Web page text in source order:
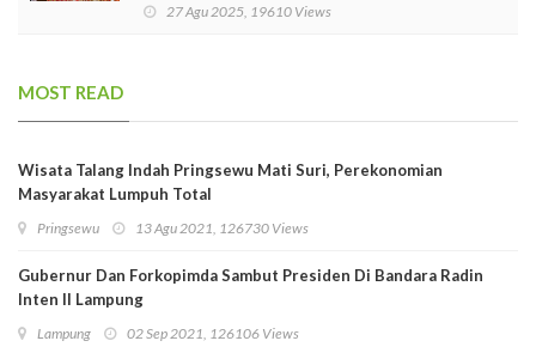
27 Agu 2025, 19610 Views
MOST READ
Wisata Talang Indah Pringsewu Mati Suri, Perekonomian
Masyarakat Lumpuh Total
Pringsewu 13 Agu 2021, 126730 Views
Gubernur Dan Forkopimda Sambut Presiden Di Bandara Radin
Inten II Lampung
Lampung 02 Sep 2021, 126106 Views